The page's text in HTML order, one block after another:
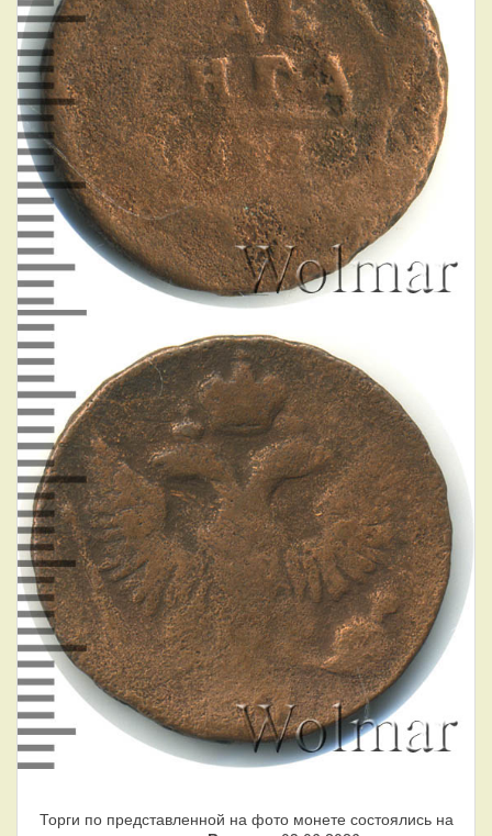
Торги по представленной на фото монете состоялись на